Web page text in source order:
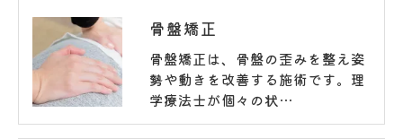
骨盤矯正
骨盤矯正は、骨盤の歪みを整え姿
勢や動きを改善する施術です。理
学療法士が個々の状…